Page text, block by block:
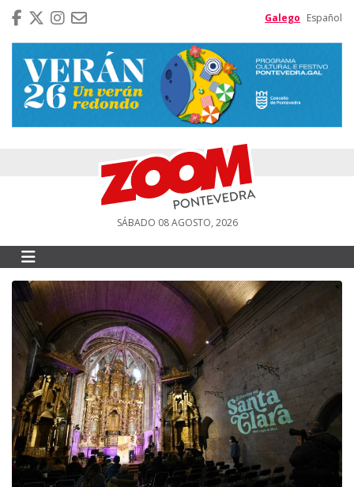
Galego Español
SÁBADO 08 AGOSTO, 2026